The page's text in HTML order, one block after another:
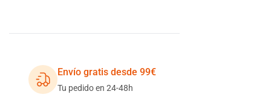
Envío gratis desde 99€
Tu pedido en 24-48h